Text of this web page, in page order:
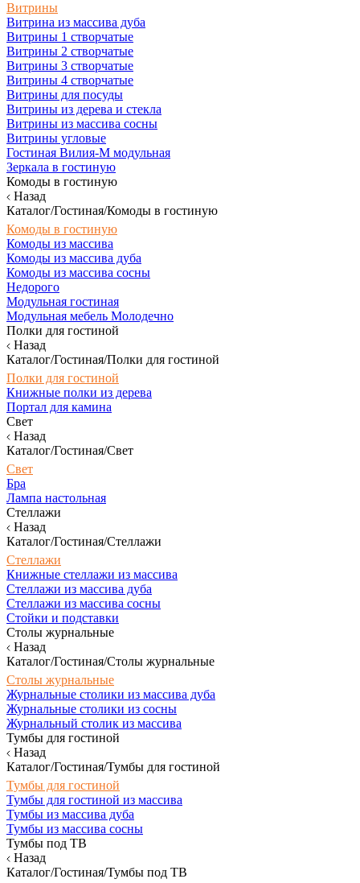
Витрины
Витрина из массива дуба
Витрины 1 створчатые
Витрины 2 створчатые
Витрины 3 створчатые
Витрины 4 створчатые
Витрины для посуды
Витрины из дерева и стекла
Витрины из массива сосны
Витрины угловые
Гостиная Вилия-М модульная
Зеркала в гостиную
Комоды в гостиную
Назад
Каталог/Гостиная/Комоды в гостиную
Комоды в гостиную
Комоды из массива
Комоды из массива дуба
Комоды из массива сосны
Недорого
Модульная гостиная
Модульная мебель Молодечно
Полки для гостиной
Назад
Каталог/Гостиная/Полки для гостиной
Полки для гостиной
Книжные полки из дерева
Портал для камина
Свет
Назад
Каталог/Гостиная/Свет
Свет
Бра
Лампа настольная
Стеллажи
Назад
Каталог/Гостиная/Стеллажи
Стеллажи
Книжные стеллажи из массива
Стеллажи из массива дуба
Стеллажи из массива сосны
Стойки и подставки
Столы журнальные
Назад
Каталог/Гостиная/Столы журнальные
Столы журнальные
Журнальные столики из массива дуба
Журнальные столики из сосны
Журнальный столик из массива
Тумбы для гостиной
Назад
Каталог/Гостиная/Тумбы для гостиной
Тумбы для гостиной
Тумбы для гостиной из массива
Тумбы из массива дуба
Тумбы из массива сосны
Тумбы под ТВ
Назад
Каталог/Гостиная/Тумбы под ТВ